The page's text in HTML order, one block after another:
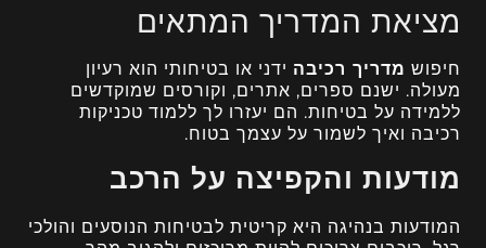
מציאת המדריך המתאים
חיפוש מדריך רכיבה ידני או בטיחותי הוא רעיון
מעולה. ישנם ספרים, אתרים, וקורסים שמוקדשים
ללמידה על בטיחות. הם יעזרו לך ללמוד טכניקות
רכיבה ואיך לשמור על עצמך בטוח.
מודעות והקפיצה על הרכב
המודעות בנהיגה היא קריטית לבטיחות הנוסעים והולכי